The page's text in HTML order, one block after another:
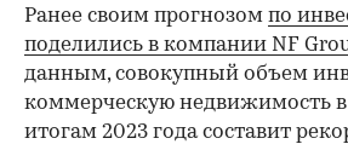
Ранее своим прогнозом по
поделились в компании NF
данным, совокупный объем
коммерческую недвижимость в
итогам 2023 года составит